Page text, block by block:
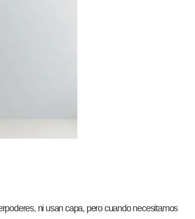
ni usan capa, pero cuando necesitamos